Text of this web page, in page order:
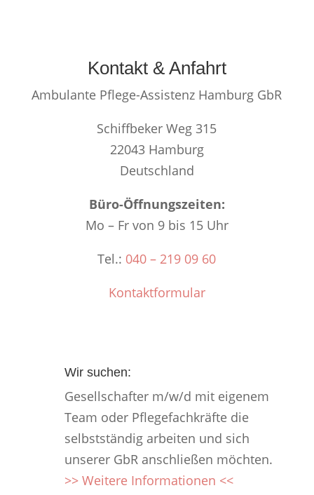
Kontakt & Anfahrt
Ambulante Pflege-Assistenz Hamburg GbR
Schiffbeker Weg 315
22043 Hamburg
Deutschland
Büro-Öffnungszeiten:
Mo – Fr von 9 bis 15 Uhr
Tel.: 040 – 219 09 60
Kontaktformular
Wir suchen:
Gesellschafter m/w/d mit eigenem
Team oder Pflegefachkräfte die
selbstständig arbeiten und sich
unserer GbR anschließen möchten.
>> Weitere Informationen <<